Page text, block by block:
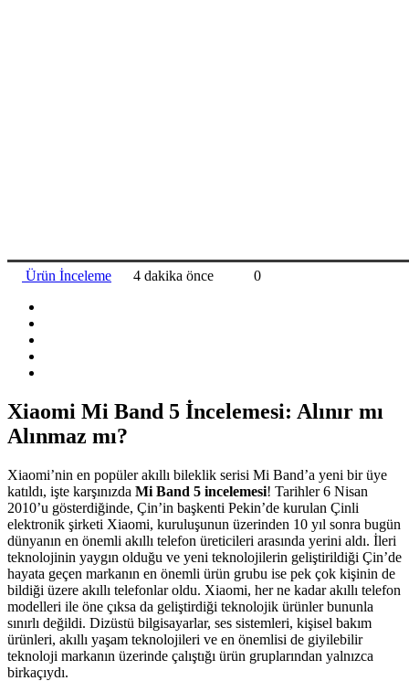
Ürün İnceleme 4 dakika önce 0
Xiaomi Mi Band 5 İncelemesi: Alınır mı
Alınmaz mı?
Xiaomi’nin en popüler akıllı bileklik serisi Mi Band’a yeni bir üye
katıldı, işte karşınızda Mi Band 5 incelemesi! Tarihler 6 Nisan
2010’u gösterdiğinde, Çin’in başkenti Pekin’de kurulan Çinli
elektronik şirketi Xiaomi, kuruluşunun üzerinden 10 yıl sonra bugün
dünyanın en önemli akıllı telefon üreticileri arasında yerini aldı. İleri
teknolojinin yaygın olduğu ve yeni teknolojilerin geliştirildiği Çin’de
hayata geçen markanın en önemli ürün grubu ise pek çok kişinin de
bildiği üzere akıllı telefonlar oldu. Xiaomi, her ne kadar akıllı telefon
modelleri ile öne çıksa da geliştirdiği teknolojik ürünler bununla
sınırlı değildi. Dizüstü bilgisayarlar, ses sistemleri, kişisel bakım
ürünleri, akıllı yaşam teknolojileri ve en önemlisi de giyilebilir
teknoloji markanın üzerinde çalıştığı ürün gruplarından yalnızca
birkaçıydı.